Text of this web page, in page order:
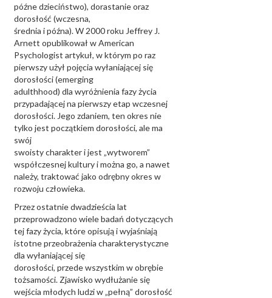
późne dzieciństwo), dorastanie oraz
dorosłość (wczesna,
średnia i późna). W 2000 roku Jeffrey J.
Arnett opublikował w American
Psychologist artykuł, w którym po raz
pierwszy użył pojęcia wyłaniającej się
dorosłości (emerging
adulthhood) dla wyróżnienia fazy życia
przypadającej na pierwszy etap wczesnej
dorosłości. Jego zdaniem, ten okres nie
tylko jest początkiem dorosłości, ale ma
swój
swoisty charakter i jest „wytworem”
współczesnej kultury i można go, a nawet
należy, traktować jako odrębny okres w
rozwoju człowieka.
Przez ostatnie dwadzieścia lat
przeprowadzono wiele badań dotyczących
tej fazy życia, które opisują i wyjaśniają
istotne przeobrażenia charakterystyczne
dla wyłaniającej się
dorosłości, przede wszystkim w obrębie
tożsamości. Zjawisko wydłużanie się
wejścia młodych ludzi w „pełną” dorosłość